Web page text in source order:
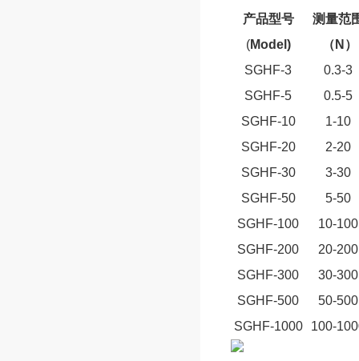
产品型号
(Model)
测量范
（ N ）
SGHF-3
0.3-3
SGHF-5
0.5-5
SGHF-10
1-10
SGHF-20
2-20
SGHF-30
3-30
SGHF-50
5-50
SGHF-100
10-100
SGHF-200
20-200
SGHF-300
30-300
SGHF-500
50-500
SGHF-1000
100-